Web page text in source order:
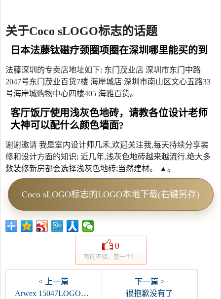
关于Coco sLOGO标志的话题
日本法藤钛磁疗颈圈项圈在深圳哪里能买的到
法藤深圳的专卖店地址如下: 东门茂业店 深圳市东门中路
2047号东门茂业百货7楼 海岸城店 深圳市南山区文心五路33
号海岸城购物中心四楼405 海雅百货。
客厅饭厅使用浅灰色地砖，请教各位设计老师
大神可以配什么颜色墙面?
谢谢邀请 我是室内设计师几禾,欢迎关注我,每天持续分享装
修和设计方面的知识; 近几年,浅灰色地砖越来越流行,绝大多
数装修新房都会选择浅灰色地砖;当然建材。 ▲。
Coco sLOGO标志的LOGO本地下载(右键另存)
0
写的不错，赞一个！
< 上一篇
Arwex 15047LOGO标志
下一篇 >
很抱歉没有了